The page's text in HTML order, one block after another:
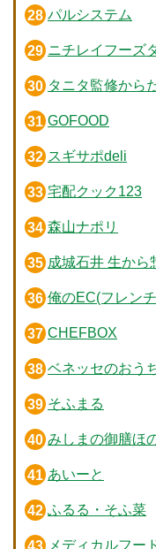
パルシステム
ニチレイフーズ
タニタ監修から
GOFOOD
スギサポdeli
宅配クック123
森山ナポリ
成城石井 生から
俺のEC(フレン
CHEFBOX
ベネッセのおう
そふまる
みしまの御膳ほ
あいーと
ふるる・そふ菜
メディカルフー